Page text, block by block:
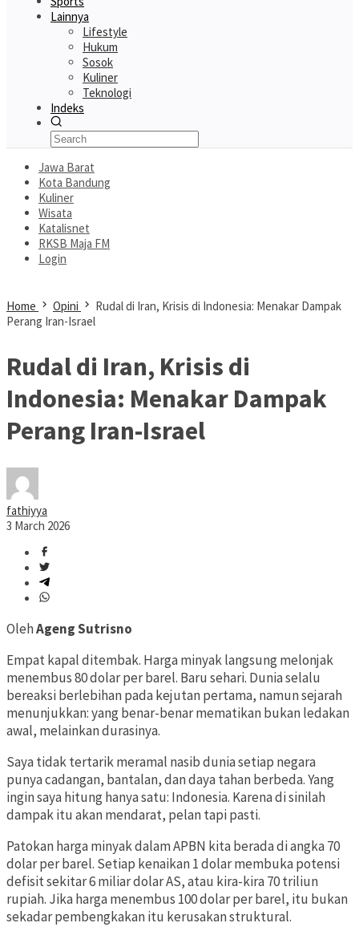
Lainnya
Lifestyle
Hukum
Sosok
Kuliner
Teknologi
Indeks
Jawa Barat
Kota Bandung
Kuliner
Wisata
Katalisnet
RKSB Maja FM
Login
Home Opini
Rudal di Iran, Krisis di Indonesia: Menakar Dampak
Perang Iran-Israel
Rudal di Iran, Krisis di
Indonesia: Menakar Dampak
Perang Iran-Israel
fathiyya
3 March 2026
OlehAgeng Sutrisno
Empat kapal ditembak. Harga minyak langsung melonjak
menembus 80 dolar per barel. Baru sehari. Dunia selalu
bereaksi berlebihan pada kejutan pertama, namun sejarah
menunjukkan: yang benar-benar mematikan bukan ledakan
awal, melainkan durasinya.
Saya tidak tertarik meramal nasib dunia setiap negara
punya cadangan, bantalan, dan daya tahan berbeda. Yang
ingin saya hitung hanya satu: Indonesia. Karena di sinilah
dampak itu akan mendarat, pelan tapi pasti.
Patokan harga minyak dalam APBN kita berada di angka 70
dolar per barel. Setiap kenaikan 1 dolar membuka potensi
defisit sekitar 6 miliar dolar AS, atau kira-kira 70 triliun
rupiah. Jika harga menembus 100 dolar per barel, itu bukan
sekadar pembengkakan itu kerusakan struktural.